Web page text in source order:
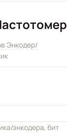
Энкодер/
энкодера, бит